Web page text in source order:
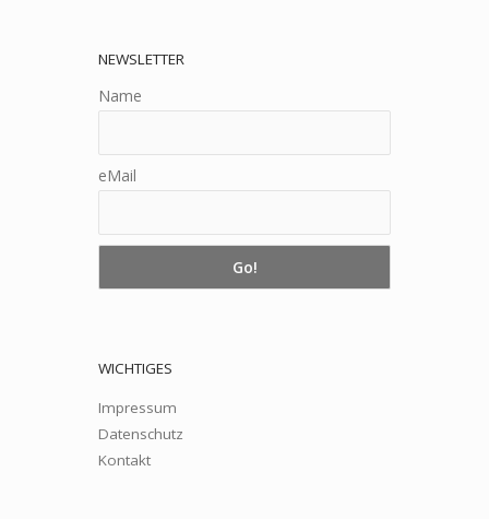
NEWSLETTER
Name
eMail
WICHTIGES
Impressum
Datenschutz
Kontakt